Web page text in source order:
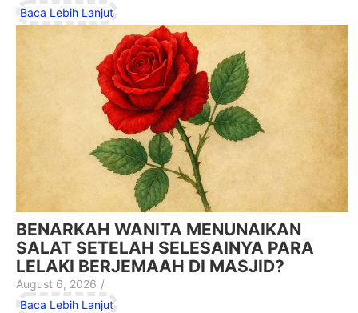
Baca Lebih Lanjut
BENARKAH WANITA MENUNAIKAN
SALAT SETELAH SELESAINYA PARA
LELAKI BERJEMAAH DI MASJID?
August 6, 2026 /
Baca Lebih Lanjut